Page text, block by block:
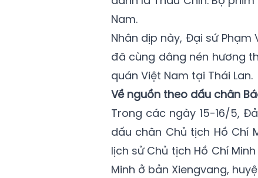
Nam.
Nhân dịp này, Đại sứ
đã cùng dâng nén hương
quán Việt Nam tại Thái Lan.
Về nguồn theo dấu chân
Trong các ngày 15-16/5,
dấu chân Chủ tịch Hồ Chí
lịch sử Chủ tịch Hồ Chí
Minh ở bản Xiengvang,